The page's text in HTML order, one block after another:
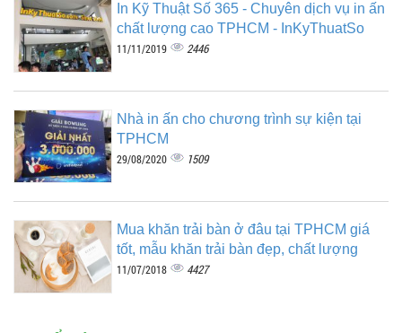
In Kỹ Thuật Số 365 - Chuyên dịch vụ in ấn
chất lượng cao TPHCM - InKyThuatSo
11/11/2019 2446
Nhà in ấn cho chương trình sự kiện tại
TPHCM
29/08/2020 1509
Mua khăn trải bàn ở đâu tại TPHCM giá
tốt, mẫu khăn trải bàn đẹp, chất lượng
11/07/2018 4427